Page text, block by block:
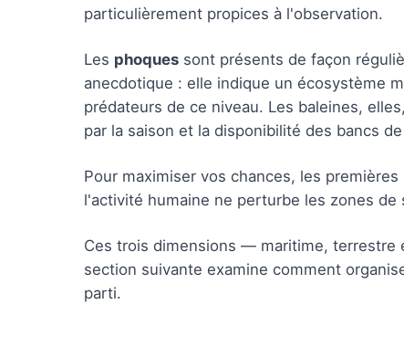
particulièrement propices à l'observation.
Les phoques sont présents de façon
anecdotique : elle indique un écosystème
prédateurs de ce niveau. Les baleines,
par la saison et la disponibilité des bancs
Pour maximiser vos chances, les
l'activité humaine ne perturbe les zones de
Ces trois dimensions — maritime,
section suivante examine comment
parti.